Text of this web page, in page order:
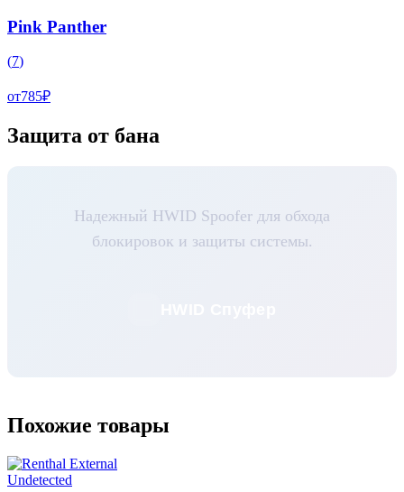
Pink Panther
(7)
от785₽
Защита от бана
Надежный HWID Spoofer для обхода
блокировок и защиты системы.
Похожие товары
Undetected